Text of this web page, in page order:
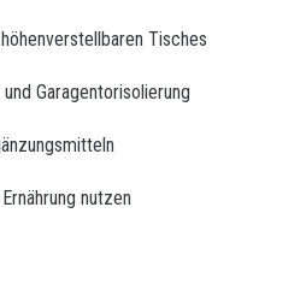
Tisches
Garagentorisolierung
nutzen